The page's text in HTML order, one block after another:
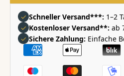
✓ Schneller Versand***: 1–2
✓ Kostenloser Versand**: ab
✓ Sichere Zahlung: Einfache